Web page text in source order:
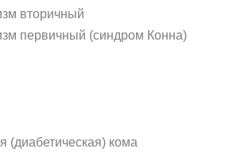
вторичный
первичный (синдром Конна)
(диабетическая) кома